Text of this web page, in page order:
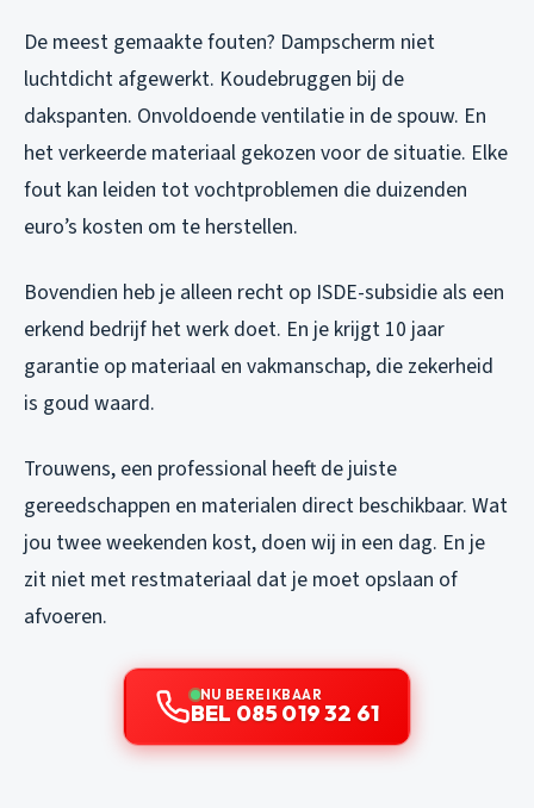
De meest gemaakte fouten? Dampscherm niet
luchtdicht afgewerkt. Koudebruggen bij de
dakspanten. Onvoldoende ventilatie in de spouw. En
het verkeerde materiaal gekozen voor de situatie. Elke
fout kan leiden tot vochtproblemen die duizenden
euro’s kosten om te herstellen.
Bovendien heb je alleen recht op ISDE-subsidie als een
erkend bedrijf het werk doet. En je krijgt 10 jaar
garantie op materiaal en vakmanschap, die zekerheid
is goud waard.
Trouwens, een professional heeft de juiste
gereedschappen en materialen direct beschikbaar. Wat
jou twee weekenden kost, doen wij in een dag. En je
zit niet met restmateriaal dat je moet opslaan of
afvoeren.
NU BEREIKBAAR
BEL 085 019 32 61